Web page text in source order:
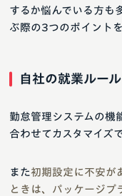
するか悩んでいる方も
ぶ際の3つのポイントを
自社の就業ルー
勤怠管理システムの機
合わせてカスタマイズ
また初期設定に不安が
ときは、パッケージプ